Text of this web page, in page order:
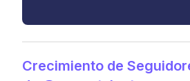
Crecimiento de